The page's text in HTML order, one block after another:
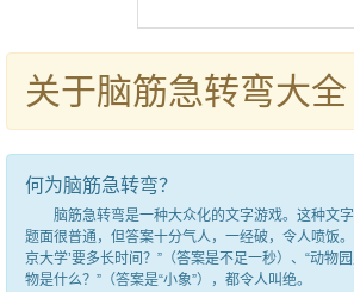
关于脑筋急转弯大全
何为脑筋急转弯？
脑筋急转弯是一种大众化的文字游戏。这种文字
题面很普通，但答案十分气人，一经破，令人喷饭
京大学’要多长时间？”（答案是不足一秒）、“动物
物是什么？”（答案是“小象”），都令人叫绝。